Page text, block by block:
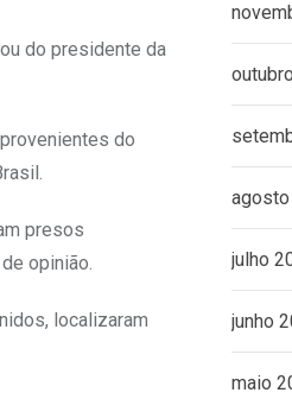
do presidente da
do
presos
opinião.
localizaram
julho
junho
maio